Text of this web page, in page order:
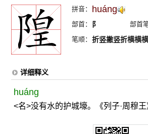
拼音： huáng
部首： 阝 部首
笔顺： 折竖撇竖折横横
详细释义
huáng
<名>没有水的护城壕。《列子·周穆王